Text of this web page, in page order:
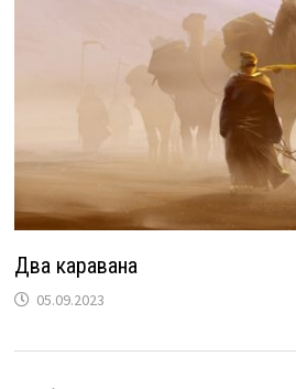
Два каравана
05.09.2023